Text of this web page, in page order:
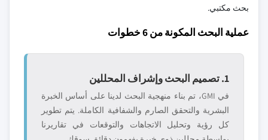
بحث مكتبي.
عملية البحث المكونة من 6 خطوات
1. تصميم البحث وإشراف المحللين
في GMI، تم بناء منهجية البحث لدينا على أساس الخبرة
البشرية والتحقق الصارم والشفافية الكاملة. يتم تطوير
كل رؤية وتحليل الاتجاهات والتوقعات في تقاريرنا